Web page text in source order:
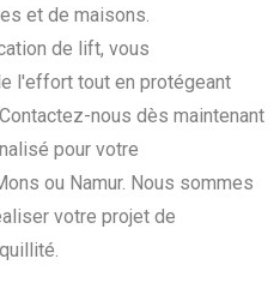
et de maisons.
de lift, vous
l'effort tout en protégeant
nous dès maintenant
pour votre
ou Namur. Nous sommes
votre projet de